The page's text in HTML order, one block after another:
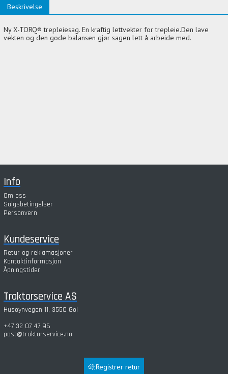
Beskrivelse
Ny X-TORQ® trepleiesag. En kraftig lettvekter for trepleie.Den lave
vekten og den gode balansen gjør sagen lett å arbeide med.
Info
Om oss
Salgsbetingelser
Personvern
Kundeservice
Retur og reklamasjoner
Kontaktinformasjon
Åpningstider
Traktorservice AS
Husøynvegen 11, 3550 Gol
+47 32 07 47 96
post@traktorservice.no
Registrer retur